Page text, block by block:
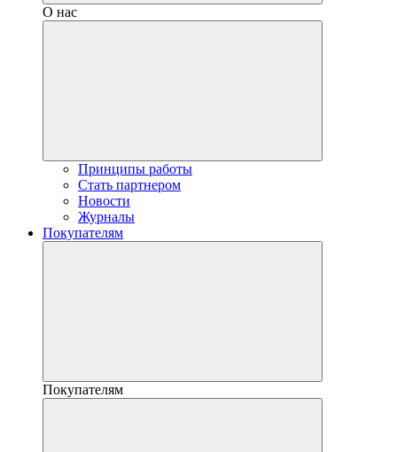
О нас
Принципы работы
Стать партнером
Новости
Журналы
Покупателям
Покупателям